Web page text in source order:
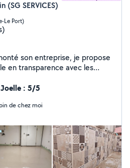
(SG SERVICES)
Le Port)
son entreprise, je propose
en transparence avec les
: 5/5
de chez moi